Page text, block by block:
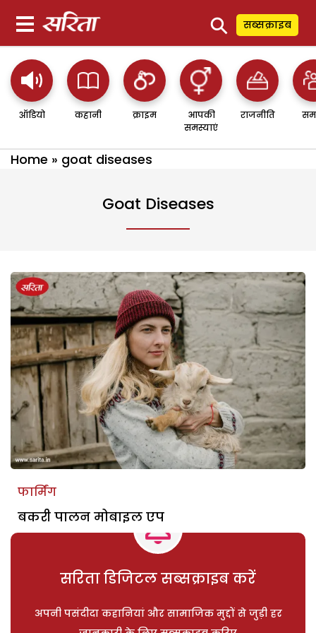
⚲ सब्सक्राइब
ऑडियो कहानी क्राइम
आपकी
समस्याएं
राजनीति
Home » goat diseases
Goat Diseases
फार्मिंग
बकरी पालन मोबाइल एप
सरिता डिजिटल सब्सक्राइब करें
अपनी पसंदीदा कहानियां और सामाजिक मुद्दों से जुड़ी हर